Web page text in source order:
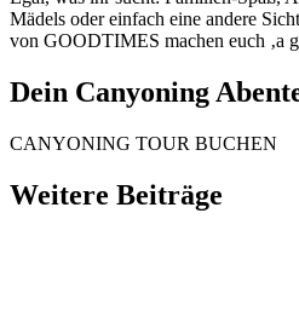
Mädels oder einfach eine andere
von GOODTIMES machen euch ‚a
Dein Canyoning
CANYONING TOUR BUCHEN
Weitere Beiträge